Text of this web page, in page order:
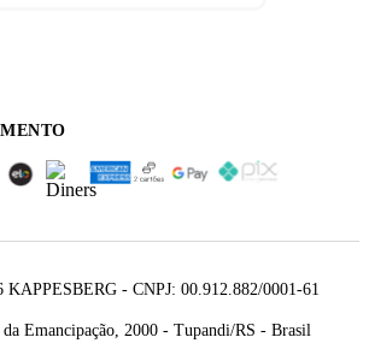
- CNPJ: 00.912.882/0001-61
Emancipação, 2000 - Tupandi/RS - Brasil